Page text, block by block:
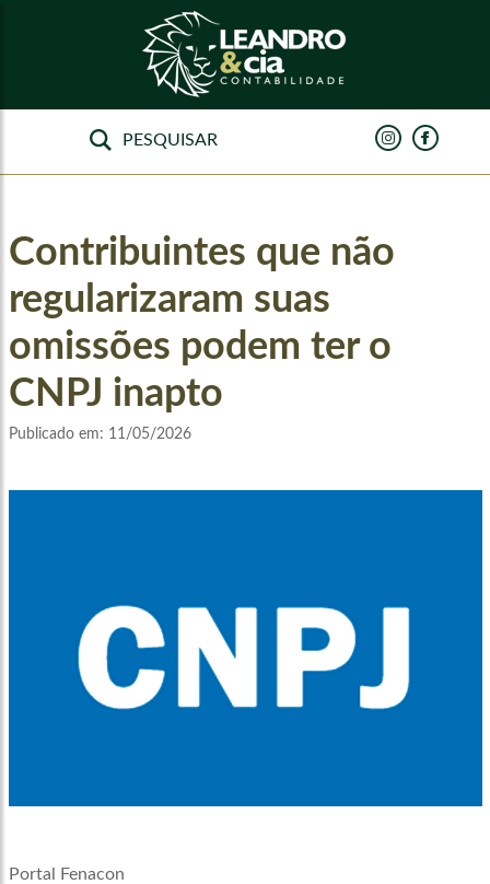
Contribuintes que não
regularizaram suas
omissões podem ter o
CNPJ inapto
Publicado em: 11/05/2026
Portal Fenacon